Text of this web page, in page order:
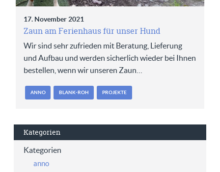
17. November 2021
Zaun am Ferienhaus für unser Hund
Wir sind sehr zufrieden mit Beratung, Lieferung
und Aufbau und werden sicherlich wieder bei Ihnen
bestellen, wenn wir unseren Zaun…
ANNO BLANK-ROH PROJEKTE
Kategorien
Kategorien
anno